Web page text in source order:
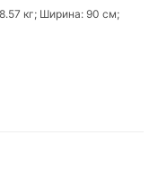
кг; Ширина: 90 см;